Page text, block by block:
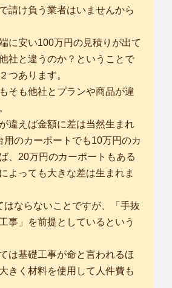
請け負う業者はいませんから
に安い100万円の見積りが出て
社と違うのか？ということで
つあります。
そも他社とプランや商品が違
違えば金額に差は当然生まれ
用のカーポートでも10万円のカ
、20万円のカーポートもある
よっても大きな差は生まれま
はならないことですが、「手抜
事」を前提としているという
は基礎工事が命と言われるほ
きく材料を使用して人件費も